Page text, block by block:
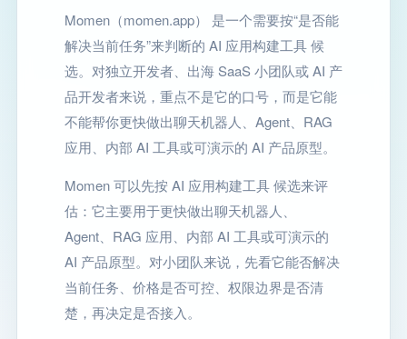
Momen（momen.app） 是一个需要按“是否能
解决当前任务”来判断的 AI 应用构建工具 候
选。对独立开发者、出海 SaaS 小团队或 AI 产
品开发者来说，重点不是它的口号，而是它能
不能帮你更快做出聊天机器人、Agent、RAG
应用、内部 AI 工具或可演示的 AI 产品原型。
Momen 可以先按 AI 应用构建工具 候选来评
估：它主要用于更快做出聊天机器人、
Agent、RAG 应用、内部 AI 工具或可演示的
AI 产品原型。对小团队来说，先看它能否解决
当前任务、价格是否可控、权限边界是否清
楚，再决定是否接入。